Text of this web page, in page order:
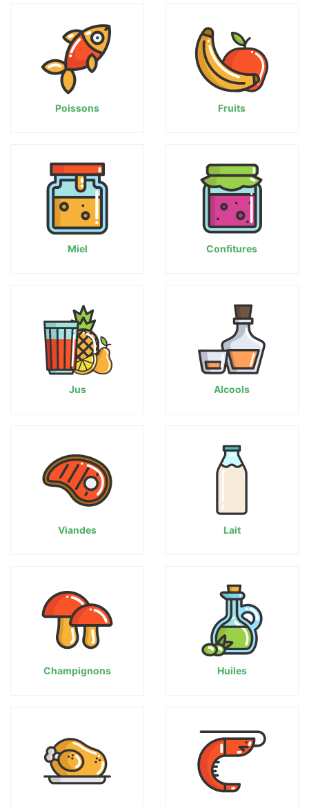
Poissons Fruits
Miel Confitures
Jus Alcools
Viandes Lait
Champignons Huiles